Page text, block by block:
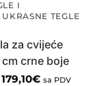
I
UKRASNE TEGLE
za cvijeće
crne boje
179,10€ sa PDV